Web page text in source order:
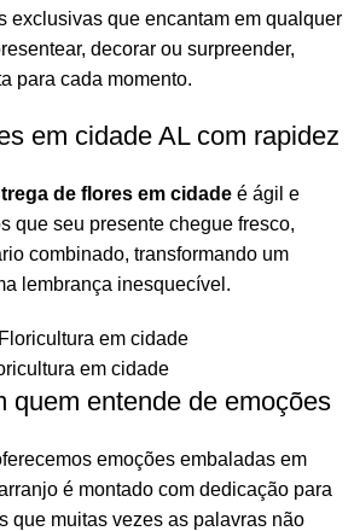
exclusivas que encantam em qualquer
decorar ou surpreender,
para cada momento.
em cidade AL com rapidez
de flores em cidade é ágil e
que seu presente chegue fresco,
combinado, transformando um
lembrança inesquecível.
em cidade
quem entende de emoções
emoções embaladas em
é montado com dedicação para
que muitas vezes as palavras não